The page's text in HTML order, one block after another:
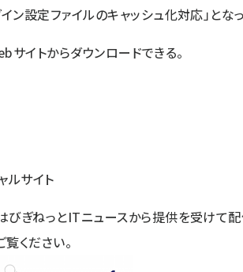
イン設定ファイルのキャッシュ化対応」とな
サイトからダウンロードできる。
ルサイト
ぎねっとITニュースから提供を受けて配
覧ください。